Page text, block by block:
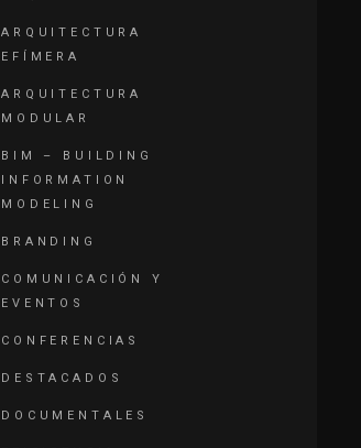
ARQUITECTURA
EFÍMERA
ARQUITECTURA
MODULAR
BIM – BUILDING
INFORMATION
MODELING
BRANDING
COMUNICACIÓN Y
EVENTOS
CONFERENCIAS
DESTACADOS
DOCUMENTALES